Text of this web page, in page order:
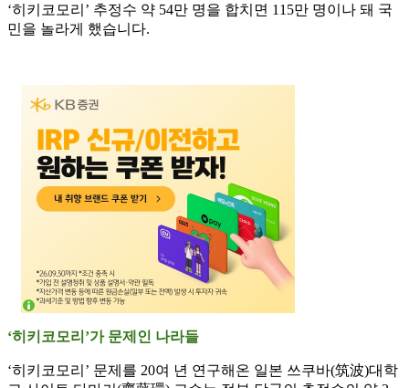
‘히키코모리’ 추정수 약 54만 명을 합치면 115만 명이나 돼 국
민을 놀라게 했습니다.
‘히키코모리’가 문제인 나라들
‘히키코모리’ 문제를 20여 년 연구해온 일본 쓰쿠바(筑波)대학